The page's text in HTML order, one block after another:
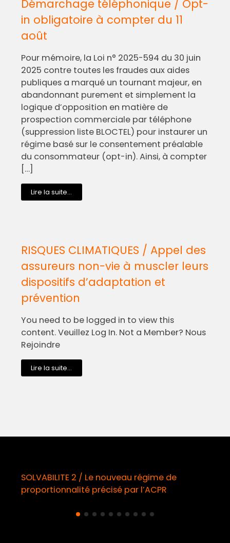
Démarchage téléphonique / Opt-
in obligatoire à compter du 11
août
Pour mémoire, la Loi n° 2025-594 du 30 juin
2025 contre toutes les fraudes aux aides
publiques a marqué un tournant majeur, en
abandonnant purement et simplement la
logique d’opposition en matière de
prospection commerciale par téléphone
(suppression liste BLOCTEL) pour instaurer un
régime basé sur le consentement préalable
du consommateur (opt-in). Ainsi, à compter
[…]
Lire la suite...
RISQUES CLIMATIQUES / Appel des
assureurs non-vie à muscler leurs
dispositifs d’adaptation et
prévention
You need to be logged in to view this
content. Veuillez Log In. Not a Member? Nous
Rejoindre
Lire la suite...
SOLVABILITE 2 / Le nouveau régime de
proportionnalité précisé par l’ACPR